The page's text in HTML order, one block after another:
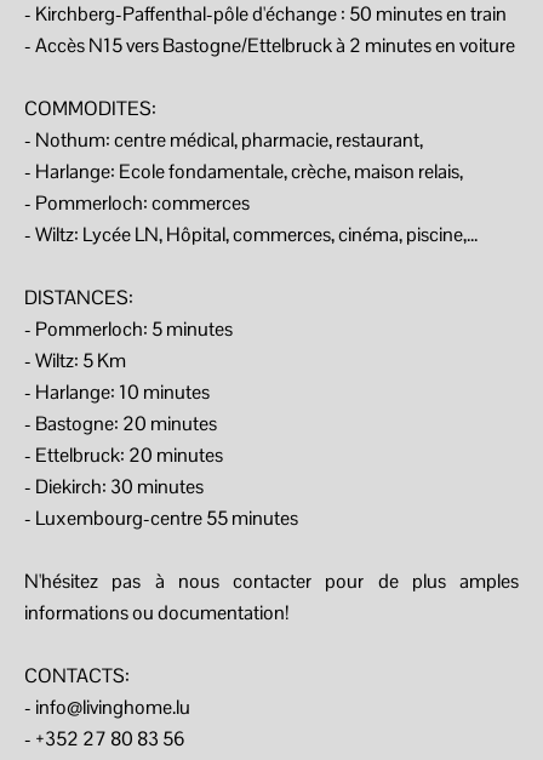
- Kirchberg-Paffenthal-pôle d'échange : 50 minutes en train
- Accès N15 vers Bastogne/Ettelbruck à 2 minutes en voiture
COMMODITES:
- Nothum: centre médical, pharmacie, restaurant,
- Harlange: Ecole fondamentale, crèche, maison relais,
- Pommerloch: commerces
- Wiltz: Lycée LN, Hôpital, commerces, cinéma, piscine,...
DISTANCES:
- Pommerloch: 5 minutes
- Wiltz: 5 Km
- Harlange: 10 minutes
- Bastogne: 20 minutes
- Ettelbruck: 20 minutes
- Diekirch: 30 minutes
- Luxembourg-centre 55 minutes
N'hésitez pas à nous contacter pour de plus amples
informations ou documentation!
CONTACTS:
- info@livinghome.lu
- +352 27 80 83 56